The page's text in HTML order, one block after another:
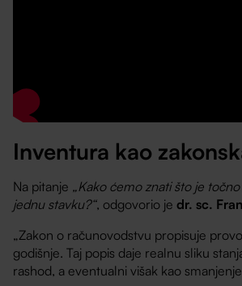
Inventura kao
Na pitanje „Kako ćemo znati što je
jednu stavku?“, odgovorio jedr. sc.
„Zakon o računovodstvu propisuje
godišnje. Taj popis daje realnu sliku
rashod, a eventualni višak kao